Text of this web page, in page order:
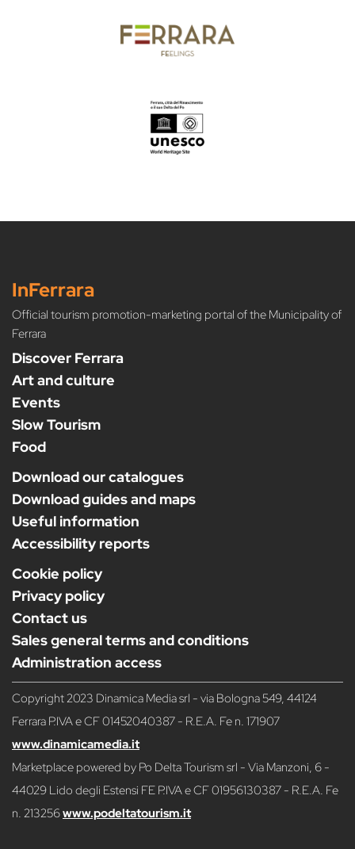
InFerrara
Official tourism promotion-marketing portal of the Municipality of
Ferrara
Discover Ferrara
Art and culture
Events
Slow Tourism
Food
Download our catalogues
Download guides and maps
Useful information
Accessibility reports
Cookie policy
Privacy policy
Contact us
Sales general terms and conditions
Administration access
Copyright 2023 Dinamica Media srl - via Bologna 549, 44124
Ferrara P.IVA e CF 01452040387 - R.E.A. Fe n. 171907
www.dinamicamedia.it
Marketplace powered by Po Delta Tourism srl - Via Manzoni, 6 -
44029 Lido degli Estensi FE P.IVA e CF 01956130387 - R.E.A. Fe
n. 213256www.podeltatourism.it